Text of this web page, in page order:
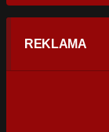
REKLAMA